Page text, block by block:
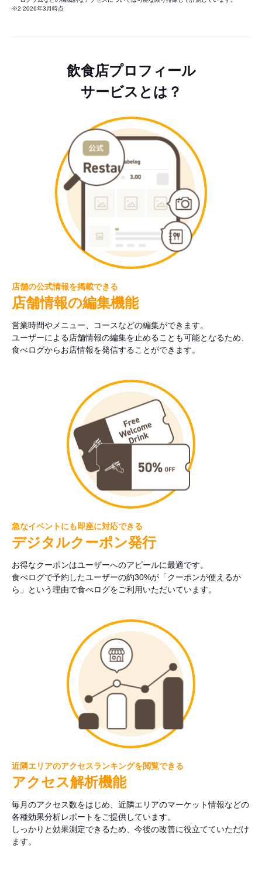
※2 2026年3月時点
飲食店プロフィール
サービスとは？
店舗の公式情報を掲載できる
店舗情報の編集機能
営業時間やメニュー、コースなどの編集ができます。
ユーザーによる店舗情報の編集を止めることも可能となるため、
食べログからお店情報を発信することができます。
急なイベントにも即座に対応できる
デジタルクーポン発行
お得なクーポンはユーザーへのアピールに最適です。
食べログで予約したユーザーの約30%が「クーポンが使えるか
ら」という理由で食べログをご利用いただいています。
近隣エリアのアクセスランキングを閲覧できる
アクセス解析機能
毎月のアクセス数をはじめ、近隣エリアのマーケット情報などの
各種効果分析レポートをご提供しています。
しっかりと効果測定できるため、今後の改善に役立てていただけ
ます。